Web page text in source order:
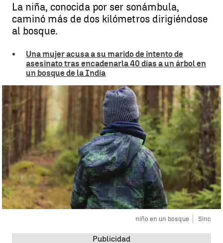
La niña, conocida por ser sonámbula,
caminó más de dos kilómetros dirigiéndose
al bosque.
Una mujer acusa a su marido de intento de
asesinato tras encadenarla 40 días a un árbol en
un bosque de la India
niño en un bosque Sinc